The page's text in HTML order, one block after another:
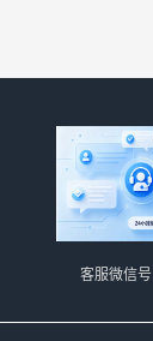
客服微信号